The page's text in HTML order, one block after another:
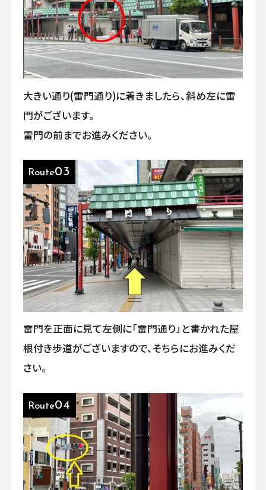
大きい通り(雷門通り)に着きましたら、斜め左に雷
門がございます。
雷門の前までお進みください。
Route03
雷門を正面に見て左側に「雷門通り」と書かれた屋
根付き歩道がございますので、そちらにお進みくだ
さい。
Route04